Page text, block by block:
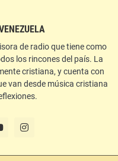
de radio que tiene como
los rincones del país. La
cristiana, y cuenta con
van desde música cristiana